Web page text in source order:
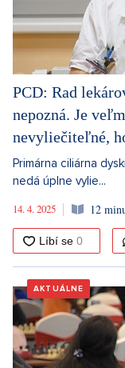
PCD: Rad
nepozná. Je
nevyliečiteľné,
Primárna ciliárna
nedá úplne vylie...
14. 4. 2025
12
AKTUÁLNE